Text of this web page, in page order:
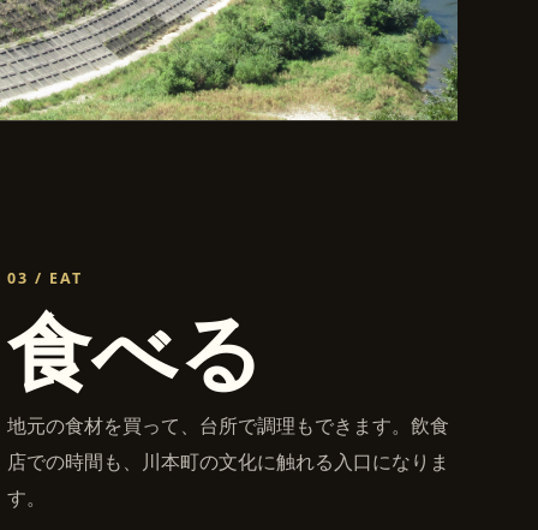
03 / EAT
食べる
地元の食材を買って、台所で調理もできます。飲食
店での時間も、川本町の文化に触れる入口になりま
す。